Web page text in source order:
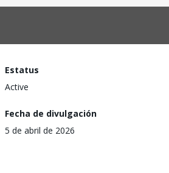
Estatus
Active
Fecha de divulgación
5 de abril de 2026